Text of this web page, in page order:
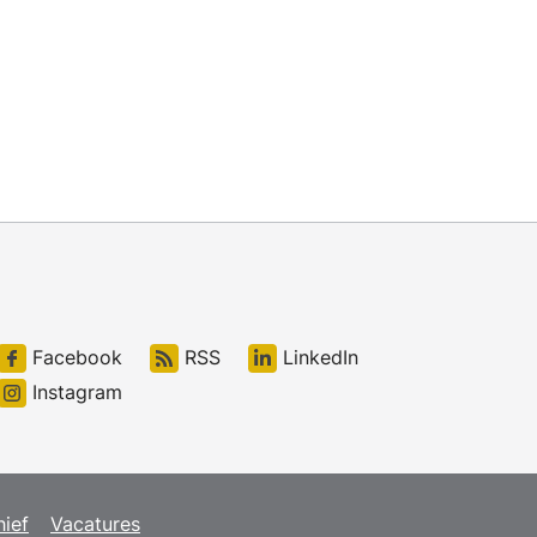
Facebook RSS
LinkedIn
Instagram
Vacatures